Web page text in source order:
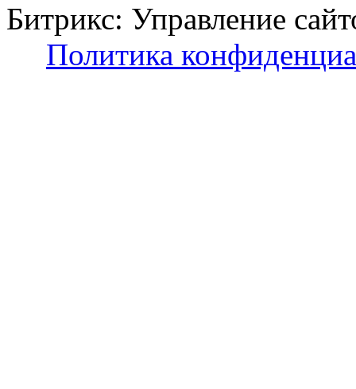
Битрикс: Управление
Политика